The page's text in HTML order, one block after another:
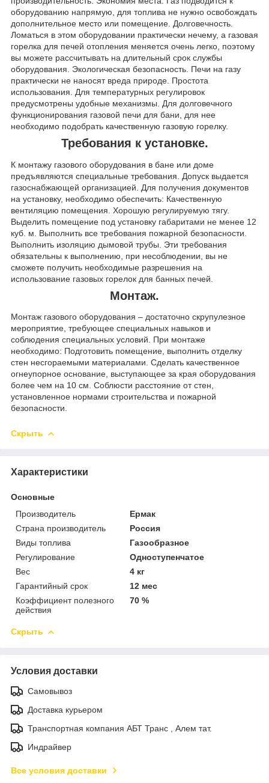
оборудованию напрямую, для топлива не нужно освобождать
дополнительное место или помещение. Долговечность.
Ломаться в этом оборудовании практически нечему, а газовая
горелка для печей отопления меняется очень легко, поэтому
вы можете рассчитывать на длительный срок службы
оборудования. Экологическая безопасность. Печи на газу
практически не наносят вреда природе. Простота
использования. Для температурных регулировок
предусмотрены удобные механизмы. Для долговечного
функционирования газовой печи для бани, для нее
необходимо подобрать качественную газовую горелку.
Требования к установке.
К монтажу газового оборудования в бане или доме
предъявляются специальные требования. Допуск выдается
газоснабжающей организацией. Для получения документов
на установку, необходимо обеспечить: Качественную
вентиляцию помещения. Хорошую регулируемую тягу.
Выделить помещение под установку габаритами не менее 12
куб. м. Выполнить все требования пожарной безопасности.
Выполнить изоляцию дымовой трубы. Эти требования
обязательны к выполнению, при несоблюдении, вы не
сможете получить необходимые разрешения на
использование газовых горелок для банных печей.
Монтаж.
Монтаж газового оборудования – достаточно скрупулезное
мероприятие, требующее специальных навыков и
соблюдения специальных условий. При монтаже
необходимо: Подготовить помещение, выполнить отделку
стен несгораемыми материалами. Сделать качественное
огнеупорное основание, выступающее за края оборудования
более чем на 10 см. Соблюсти расстояние от стен,
установленное нормами строительства и пожарной
безопасности.
Скрыть
Характеристики
Основные
Производитель
Ермак
Страна производитель
Россия
Виды топлива
Газообразное
Регулирование
Одноступенчатое
Вес
4 кг
Гарантийный срок
12 мес
Коэффициент полезного
действия
70 %
Скрыть
Условия доставки
Самовывоз
Доставка курьером
Транспортная компания АБТ Транс , Алем тат.
Индрайвер
Все условия доставки